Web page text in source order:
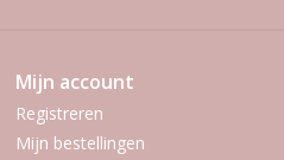
Mijn account
Registreren
Mijn bestellingen